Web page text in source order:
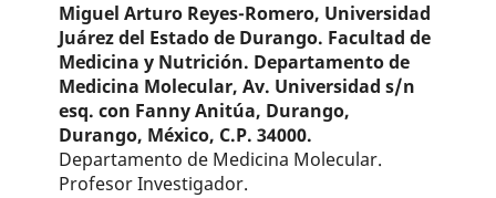
Miguel Arturo Reyes-Romero, Universidad
Juárez del Estado de Durango. Facultad de
Medicina y Nutrición. Departamento de
Medicina Molecular, Av. Universidad s/n
esq. con Fanny Anitúa, Durango,
Durango, México, C.P. 34000.
Departamento de Medicina Molecular.
Profesor Investigador.